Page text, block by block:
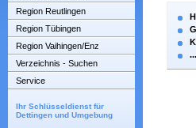
Region Reutlingen
Region Tübingen
Region Vaihingen/Enz
Verzeichnis - Suchen
Service
Ihr Schlüsseldienst für
Dettingen und Umgebung